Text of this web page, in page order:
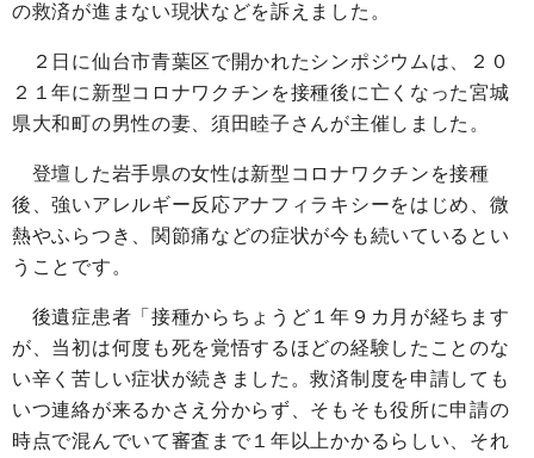
の救済が進まない現状などを訴えました。
２日に仙台市青葉区で開かれたシンポジウムは、２０
２１年に新型コロナワクチンを接種後に亡くなった宮城
県大和町の男性の妻、須田睦子さんが主催しました。
登壇した岩手県の女性は新型コロナワクチンを接種
後、強いアレルギー反応アナフィラキシーをはじめ、微
熱やふらつき、関節痛などの症状が今も続いているとい
うことです。
後遺症患者「接種からちょうど１年９カ月が経ちます
が、当初は何度も死を覚悟するほどの経験したことのな
い辛く苦しい症状が続きました。救済制度を申請しても
いつ連絡が来るかさえ分からず、そもそも役所に申請の
時点で混んでいて審査まで１年以上かかるらしい、それ